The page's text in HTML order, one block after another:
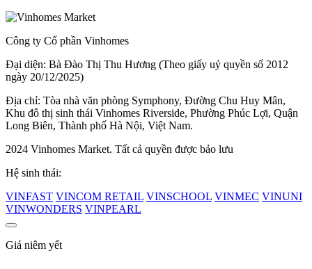
Công ty Cổ phần Vinhomes
Đại diện: Bà Đào Thị Thu Hương (Theo giấy uỷ quyền số 2012
ngày 20/12/2025)
Địa chỉ: Tòa nhà văn phòng Symphony, Đường Chu Huy Mân,
Khu đô thị sinh thái Vinhomes Riverside, Phường Phúc Lợi, Quận
Long Biên, Thành phố Hà Nội, Việt Nam.
2024 Vinhomes Market. Tất cả quyền được bảo lưu
Hệ sinh thái:
VINFAST VINCOM RETAIL VINSCHOOL VINMEC VINUNI
VINWONDERS VINPEARL
Giá niêm yết